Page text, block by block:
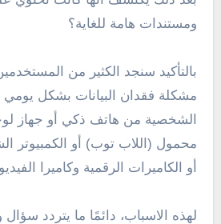
ومستندات هامة للغاية؟
بالتأكيد سنجد الكثير من
مشكلة فقدان البيانات بشكل
الشخصية من هاتف ذكي أو جهاز
محمول (اللاب توب) أو
أو الكاميرات الرقمية وكاميرا
لهذه الاسباب، دائمًا ما يتردد سؤال